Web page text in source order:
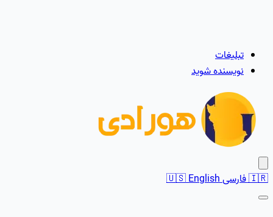
تبلیغات
نویسنده شوید
🇮🇷فارسی 🇺🇸English